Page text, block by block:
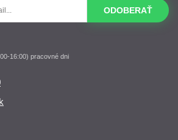
ODOBERAŤ
16:00) pracovné dni